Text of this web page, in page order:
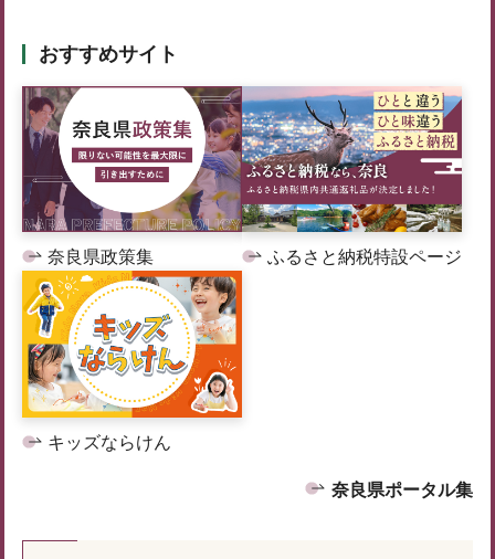
おすすめサイト
奈良県政策集 ふるさと納税特設ページ
キッズならけん
奈良県ポータル集